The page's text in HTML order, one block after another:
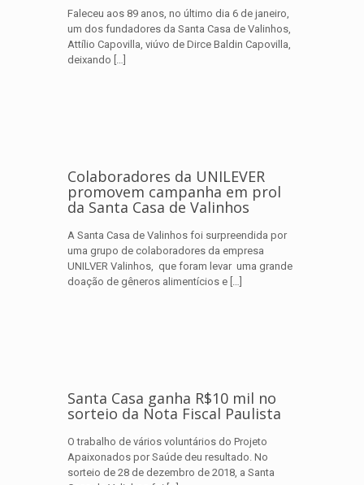
Faleceu aos 89 anos, no último dia 6 de janeiro,
um dos fundadores da Santa Casa de Valinhos,
Attílio Capovilla, viúvo de Dirce Baldin Capovilla,
deixando […]
Colaboradores da UNILEVER
promovem campanha em prol
da Santa Casa de Valinhos
A Santa Casa de Valinhos foi surpreendida por
uma grupo de colaboradores da empresa
UNILVER Valinhos, que foram levar uma grande
doação de gêneros alimentícios e […]
Santa Casa ganha R$10 mil no
sorteio da Nota Fiscal Paulista
O trabalho de vários voluntários do Projeto
Apaixonados por Saúde deu resultado. No
sorteio de 28 de dezembro de 2018, a Santa